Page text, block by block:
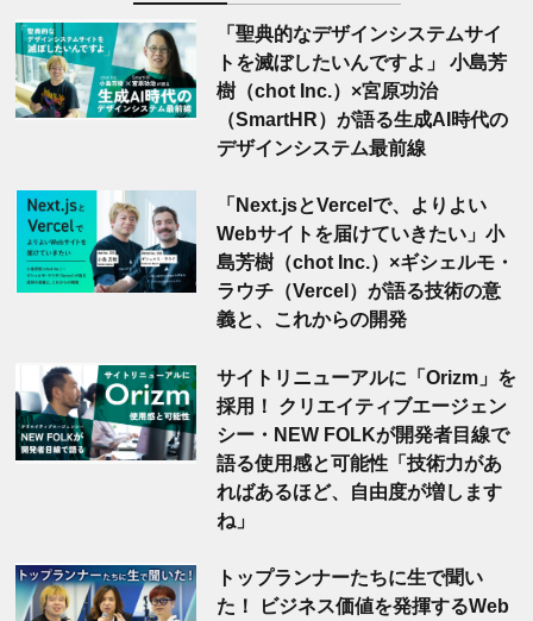
「聖典的なデザインシステムサイ
トを滅ぼしたいんですよ」 小島芳
樹（chot Inc.）×宮原功治
（SmartHR）が語る生成AI時代の
デザインシステム最前線
「Next.jsとVercelで、よりよい
Webサイトを届けていきたい」小
島芳樹（chot Inc.）×ギシェルモ・
ラウチ（Vercel）が語る技術の意
義と、これからの開発
サイトリニューアルに「Orizm」を
採用！ クリエイティブエージェン
シー・NEW FOLKが開発者目線で
語る使用感と可能性「技術力があ
ればあるほど、自由度が増します
ね」
トップランナーたちに生で聞い
た！ ビジネス価値を発揮するWeb